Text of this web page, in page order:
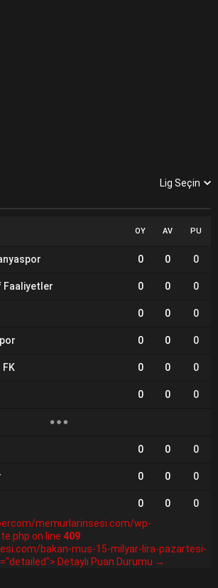
Lig Seçin
OY AV PU
0 0 0
Faaliyetler 0 0 0
0 0 0
0 0 0
0 0 0
0 0 0
0 0 0
0 0 0
0 0
0
memurlarinsesi.com/wp-
on line 409
bakan-mus-15-milyar-lira-pazartesi-
Detaylı Puan Durumu →